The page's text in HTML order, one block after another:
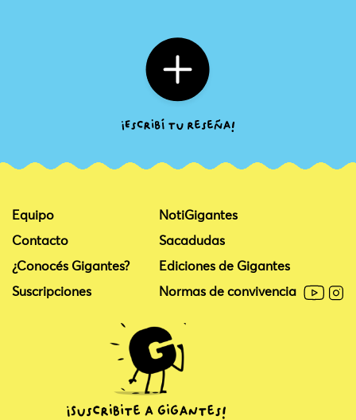
Equipo
Contacto
¿Conocés Gigantes?
Suscripciones
NotiGigantes
Sacadudas
Ediciones de Gigantes
Normas de convivencia